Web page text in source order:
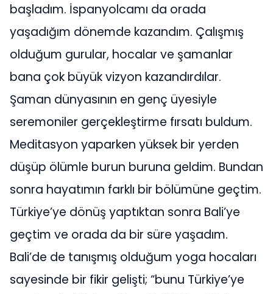
başladım. İspanyolcamı da orada
yaşadığım dönemde kazandım. Çalışmış
olduğum gurular, hocalar ve şamanlar
bana çok büyük vizyon kazandırdılar.
Şaman dünyasının en genç üyesiyle
seremoniler gerçekleştirme fırsatı buldum.
Meditasyon yaparken yüksek bir yerden
düşüp ölümle burun buruna geldim. Bundan
sonra hayatımın farklı bir bölümüne geçtim.
Türkiye’ye dönüş yaptıktan sonra Bali’ye
geçtim ve orada da bir süre yaşadım.
Bali’de de tanışmış olduğum yoga hocaları
sayesinde bir fikir gelişti; “bunu Türkiye’ye